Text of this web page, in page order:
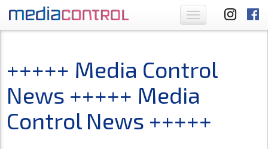
Toggle
navigation
+++++ Media Control
News +++++ Media
Control News +++++